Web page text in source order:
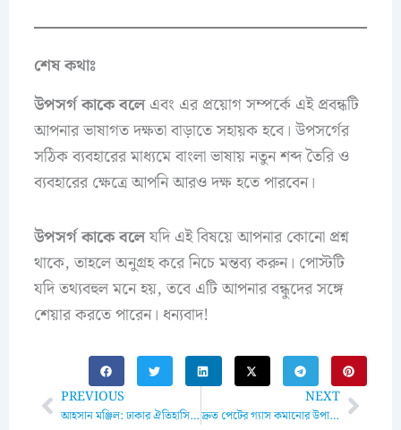
শেষ কথাঃ
উপসর্গ কাকে বলেএবং এর প্রয়োগ সম্পর্কে এই প্রবন্ধটি
আপনার ভাষাগত দক্ষতা বাড়াতে সহায়ক হবে। উপসর্গের
সঠিক ব্যবহারের মাধ্যমে বাংলা ভাষায় নতুন শব্দ তৈরি ও
ব্যবহারের ক্ষেত্রে আপনি আরও দক্ষ হতে পারবেন।
উপসর্গ কাকে বলেযদি এই বিষয়ে আপনার কোনো প্রশ্ন
থাকে, তাহলে অনুগ্রহ করে নিচে মন্তব্য করুন। পোস্টটি
যদি তথ্যবহুল মনে হয়, তবে এটি আপনার বন্ধুদের সঙ্গে
শেয়ার করতে পারেন। ধন্যবাদ!
Prev
PREVIOUS
আহসান মঞ্জিল: ঢাকার ঐতিহাসিক এবং রাজকীয় প্রাসাদ
NEXT
দ্রুত পেটের গ্যাস কমানোর উপায়: কার্যকর ও প্রমাণিত পদ্ধতিNext